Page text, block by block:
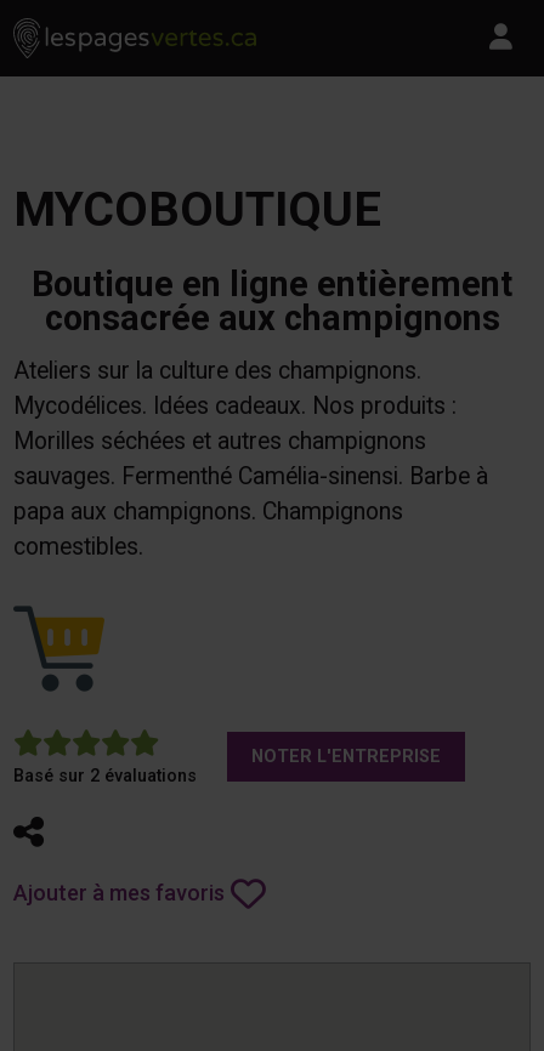
Skip to content
Les Pages Vertes - Go to homepage
MYCOBOUTIQUE
Boutique en ligne entièrement
consacrée aux champignons
Ateliers sur la culture des champignons.
Mycodélices. Idées cadeaux. Nos produits :
Morilles séchées et autres champignons
sauvages. Fermenthé Camélia-sinensi. Barbe à
papa aux champignons. Champignons
comestibles.
5
Basé sur 2 évaluations
NOTER L'ENTREPRISE
Partager
Ajouter à mes favoris